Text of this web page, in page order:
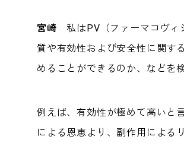
宮崎 私はPV（ファーマコヴィ
質や有効性および安全性に関す
めることができるのか、などを
例えば、有効性が極めて高いと
による恩恵より、副作用による